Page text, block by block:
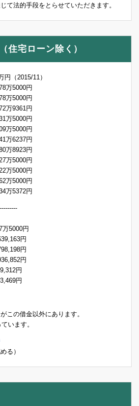
て法的手段をとらせていただきます。
住宅ローン除く）
（2015/11）
万5000円
万5000円
万9361円
万5000円
万5000円
万6237円
万8923円
万5000円
万5000円
万5000円
万5372円
5000円
円
円
円
円
円
この借金以外にあります。
います。
る）